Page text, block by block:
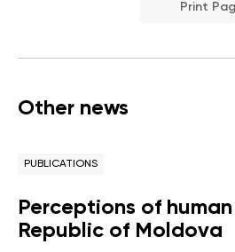
Print
Other news
PUBLICATIONS
Perceptions of
Republic of Moldova